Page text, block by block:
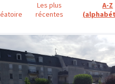
Les plus
récentes
A-Z